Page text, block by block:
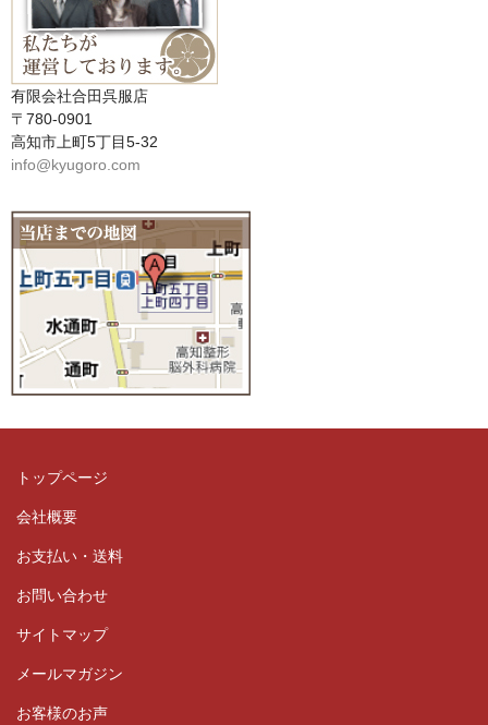
有限会社合田呉服店
〒780-0901
高知市上町5丁目5-32
info@kyugoro.com
トップページ
会社概要
お支払い・送料
お問い合わせ
サイトマップ
メールマガジン
お客様のお声